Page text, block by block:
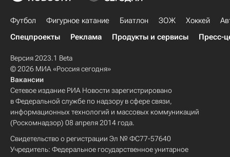
Футбол Фигурное катание Биатлон ЗОЖ Хоккей
Спецпроекты
Реклама Продукты и сервисы Пресс-
Версия 2023.1 Beta
© 2026 МИА «Россия сегодня»
Вакансии
Сетевое издание РИА Новости зарегистрировано
в Федеральной службе по надзору в сфере связи,
информационных технологий и массовых коммуникаций
(Роскомнадзор) 08 апреля 2014 года.
Свидетельство о регистрации Эл № ФС77-57640
Учредитель: Федеральное государственное унитарное